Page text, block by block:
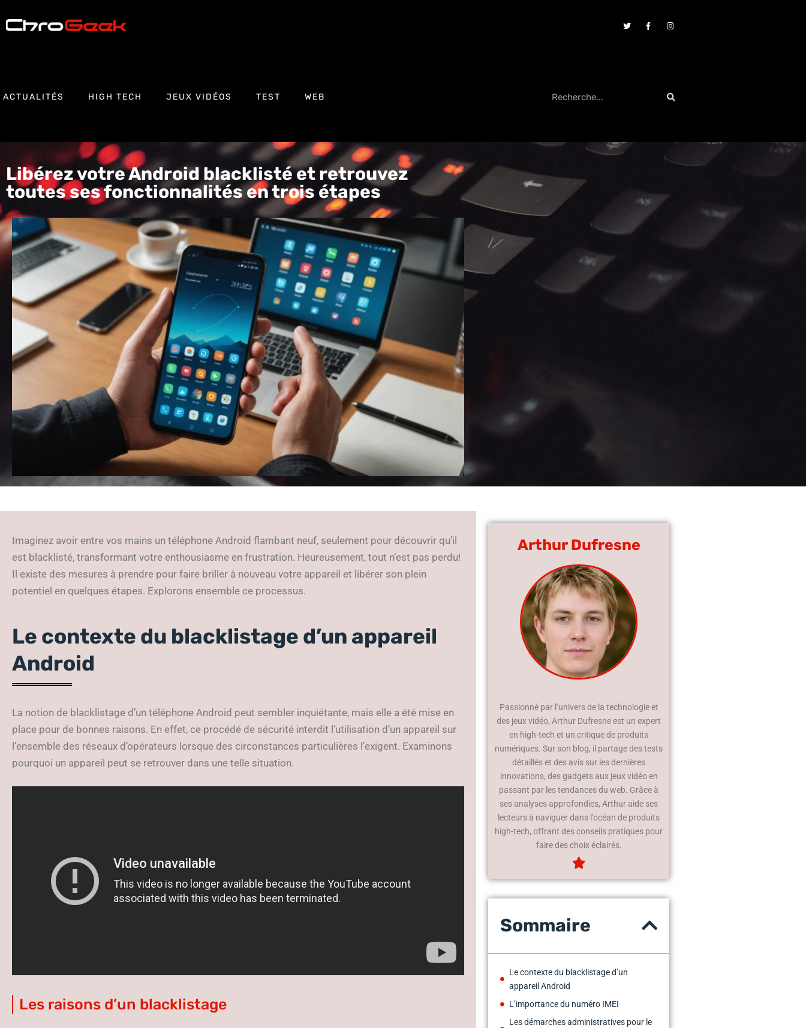
ACTUALITÉS HIGH TECH JEUX VIDÉOS TEST WEB
Libérez votre Android blacklisté et retrouvez
toutes ses fonctionnalités en trois étapes
Imaginez avoir entre vos mains un téléphone Android flambant neuf, seulement pour découvrir qu’il
est blacklisté, transformant votre enthousiasme en frustration. Heureusement, tout n’est pas perdu!
Il existe des mesures à prendre pour faire briller à nouveau votre appareil et libérer son plein
potentiel en quelques étapes. Explorons ensemble ce processus.
Le contexte du blacklistage d’un appareil
Android
La notion de blacklistage d’un téléphone Android peut sembler inquiétante, mais elle a été mise en
place pour de bonnes raisons. En effet, ce procédé de sécurité interdit l’utilisation d’un appareil sur
l’ensemble des réseaux d’opérateurs lorsque des circonstances particulières l’exigent. Examinons
pourquoi un appareil peut se retrouver dans une telle situation.
Les raisons d’un blacklistage
Arthur Dufresne
Passionné par l’univers de la technologie et
des jeux vidéo, Arthur Dufresne est un expert
en high-tech et un critique de produits
numériques. Sur son blog, il partage des tests
détaillés et des avis sur les dernières
innovations, des gadgets aux jeux vidéo en
passant par les tendances du web. Grâce à
ses analyses approfondies, Arthur aide ses
lecteurs à naviguer dans l’océan de produits
high-tech, offrant des conseils pratiques pour
faire des choix éclairés.
Sommaire
Le contexte du blacklistage d’un
appareil Android
L’importance du numéro IMEI
Les démarches administratives pour le